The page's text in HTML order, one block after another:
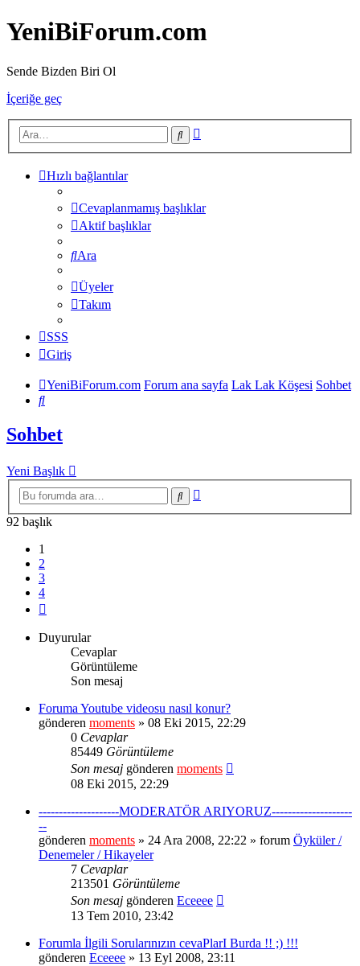
YeniBiForum.com
Sende Bizden Biri Ol
İçeriğe geç
Ara
Hızlı bağlantılar
Cevaplanmamış başlıklar
Aktif başlıklar
Ara
Üyeler
Takım
SSS
Giriş
YeniBiForum.com Forum ana sayfa Lak Lak Köşesi Sohbet
Ara
Sohbet
Yeni Başlık
Ara
92 başlık
1
2
3
4
Duyurular
Cevaplar
Görüntüleme
Son mesaj
Foruma Youtube videosu nasıl konur?
gönderen moments » 08 Eki 2015, 22:29
0 Cevaplar
85449 Görüntüleme
Son mesaj gönderen moments
08 Eki 2015, 22:29
--------------------MODERATÖR ARIYORUZ--------------------
--
gönderen moments » 24 Ara 2008, 22:22 » forum Öyküler /
Denemeler / Hikayeler
7 Cevaplar
213501 Görüntüleme
Son mesaj gönderen Eceeee
13 Tem 2010, 23:42
Forumla İlgili Sorularınızın cevaPlarI Burda !! ;) !!!
gönderen Eceeee » 13 Eyl 2008, 23:11